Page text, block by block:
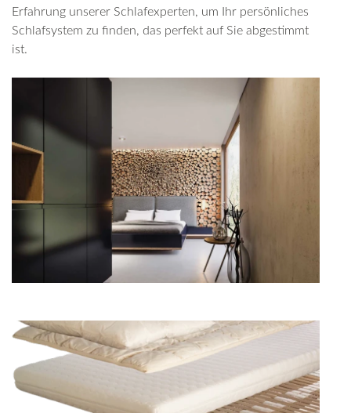
Erfahrung unserer Schlafexperten, um Ihr persönliches
Schlafsystem zu finden, das perfekt auf Sie abgestimmt
ist.